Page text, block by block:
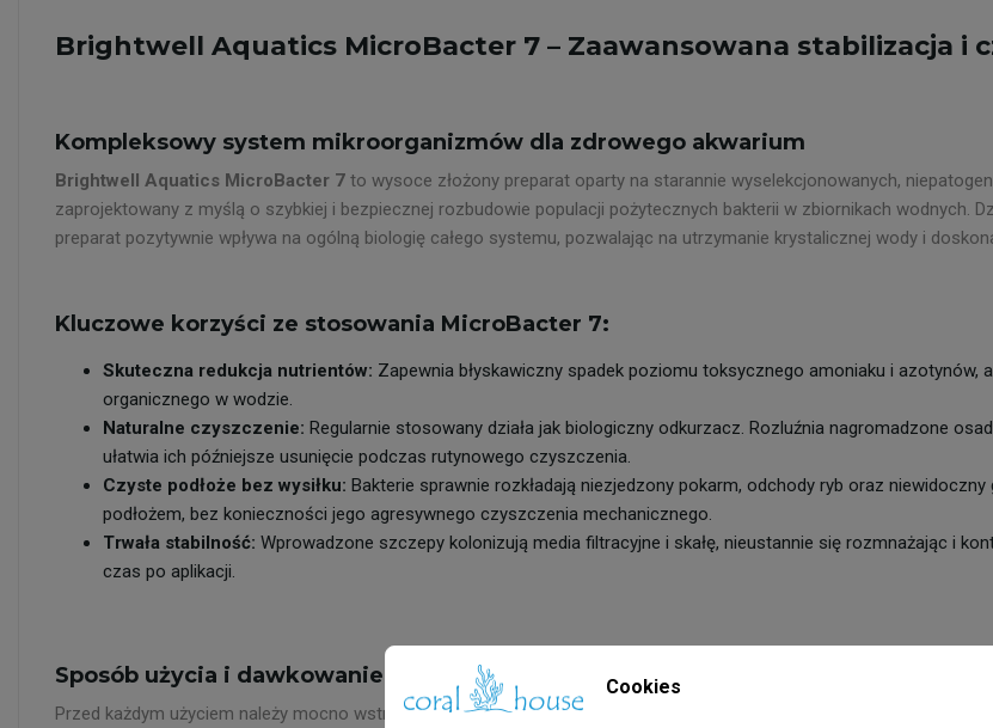
Brightwell Aquatics MicroBacter 7 – Zaawansowana stabilizacja i
Kompleksowy system mikroorganizmów dla zdrowego akwarium
Brightwell Aquatics MicroBacter 7 to wysoce złożony preparat oparty na starannie wyselekcjonowanych,
zaprojektowany z myślą o szybkiej i bezpiecznej rozbudowie populacji pożytecznych bakterii w zbiornikach wodnych.
preparat pozytywnie wpływa na ogólną biologię całego systemu, pozwalając na utrzymanie krystalicznej wody i
Kluczowe korzyści ze stosowania MicroBacter 7:
Skuteczna redukcja nutrientów: Zapewnia błyskawiczny spadek poziomu toksycznego amoniaku i
organicznego w wodzie.
Naturalne czyszczenie: Regularnie stosowany działa jak biologiczny odkurzacz. Rozluźnia nagromadzone
ułatwia ich późniejsze usunięcie podczas rutynowego czyszczenia.
Czyste podłoże bez wysiłku: Bakterie sprawnie rozkładają niezjedzony pokarm, odchody ryb oraz
podłożem, bez konieczności jego agresywnego czyszczenia mechanicznego.
Trwała stabilność: Wprowadzone szczepy kolonizują media filtracyjne i skałę, nieustannie się rozmnażając i
czas po aplikacji.
Sposób użycia i dawkowanie:
Przed każdym użyciem należy mocno wstrząsnąć butelką, aby równomiernie rozprowadzić kultury bakterii.
Cookies